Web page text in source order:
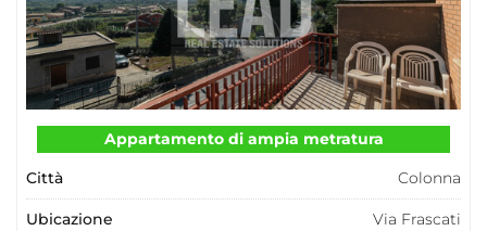
Appartamento di ampia metratura
Città
Colonna
Ubicazione Via Frascati